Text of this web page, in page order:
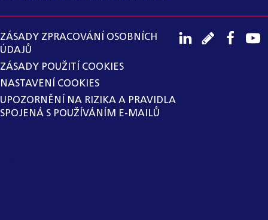
ZÁSADY ZPRACOVÁNÍ OSOBNÍCH
ÚDAJŮ
ZÁSADY POUŽITÍ COOKIES
NASTAVENÍ COOKIES
UPOZORNĚNÍ NA RIZIKA A PRAVIDLA
SPOJENÁ S POUŽÍVÁNÍM E-MAILŮ